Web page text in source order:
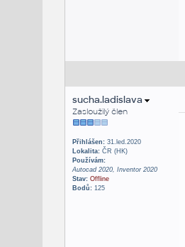
sucha.ladislava
Zasloužilý člen
Přihlášen:31.led.2020
Lokalita:ČR (HK)
Používám:
Autocad 2020, Inventor 2020
Stav: Offline
Bodů:125